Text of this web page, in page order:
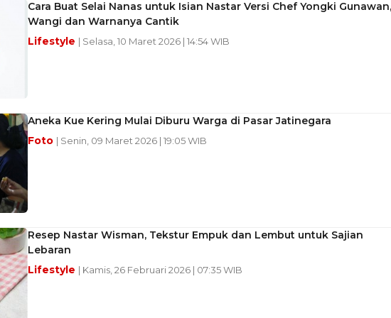
Cara Buat Selai Nanas untuk Isian Nastar Versi Chef Yongki Gunawan,
Wangi dan Warnanya Cantik
Lifestyle | Selasa, 10 Maret 2026 | 14:54 WIB
Aneka Kue Kering Mulai Diburu Warga di Pasar Jatinegara
Foto | Senin, 09 Maret 2026 | 19:05 WIB
Resep Nastar Wisman, Tekstur Empuk dan Lembut untuk Sajian
Lebaran
Lifestyle | Kamis, 26 Februari 2026 | 07:35 WIB